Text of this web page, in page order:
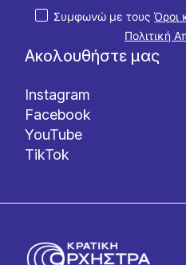
Ακολουθήστε μας
Instagram
Facebook
YouTube
TikTok
Συμφωνώ με τουςΌροι
Πολιτική